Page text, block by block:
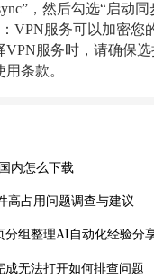
，然后勾选“启动同
VPN服务可以加密您
VPN服务时，请确保
条款。
内怎么下载
高占用问题调查与建议
分组整理AI自动化经验分
成无法打开如何排查问题